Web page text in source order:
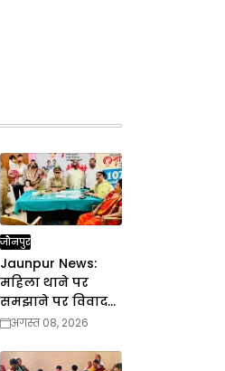
जौनपुर
Jaunpur News:
महिला थाने पर
समझाने पर विवाद
का हुआ पटाक्षेप
अगस्त 08, 2026